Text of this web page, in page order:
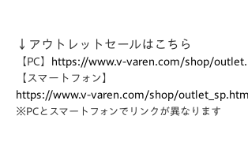
↓アウトレットセールはこちら
【PC】 https://www.v-varen.com/shop/
【スマートフォン】
https://www.v-varen.com/shop/outlet_sp.html
※PCとスマートフォンでリンクが異なります